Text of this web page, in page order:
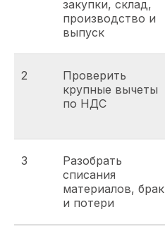
закупки, склад,
производство и
выпуск
2
Проверить
крупные вычеты
по НДС
3
Разобрать
списания
материалов, брак
и потери